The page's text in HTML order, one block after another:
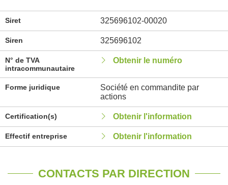
Siret 325696102-00020
Siren 325696102
N° de TVA
intracommunautaire
Obtenir le numéro
Forme juridique
Société en commandite par
actions
Certification(s) Obtenir l'information
Effectif entreprise Obtenir l'information
CONTACTS PAR DIRECTION